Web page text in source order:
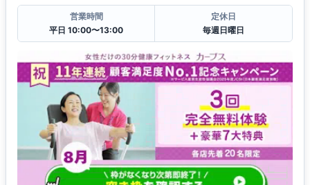
営業時間
平日 10:00〜13:00
定休日
毎週日曜日